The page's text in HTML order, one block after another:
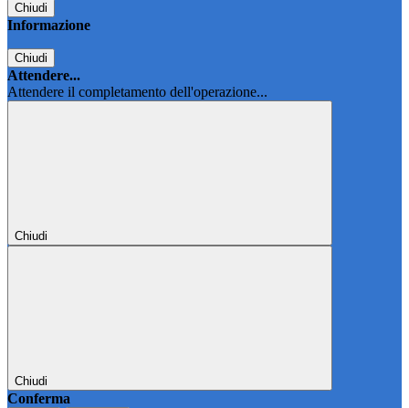
Chiudi
Informazione
Chiudi
Attendere...
Attendere il completamento dell'operazione...
Chiudi
Chiudi
Conferma